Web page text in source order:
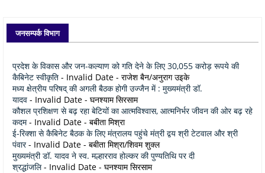
जनसम्पर्क विभाग
प्रदेश के विकास और जन-कल्याण को गति देने के लिए 30,055 करोड़ रूपये की
कैबिनेट स्वीकृति - Invalid Date - राजेश बैन/अनुराग उइके
मध्य क्षेत्रीय परिषद् की अगली बैठक होगी उज्जैन में : मुख्यमंत्री डॉ.
यादव - Invalid Date - घनश्याम सिरसाम
कौशल प्रशिक्षण से बढ़ रहा बेटियों का आत्मविश्वास, आत्मनिर्भर जीवन की ओर बढ़ रहे
कदम- Invalid Date - बबीता मिश्रा
ई-रिक्शा से कैबिनेट बैठक के लिए मंत्रालय पहुंचे मंत्री द्वय श्री टेटवाल और श्री
पंवार- Invalid Date - बबीता मिश्रा/शिवम शुक्ल
मुख्यमंत्री डॉ. यादव ने स्व. मल्हारराव होल्कर की पुण्यतिथि पर दी
श्रद्धांजलि- Invalid Date - घनश्याम सिरसाम